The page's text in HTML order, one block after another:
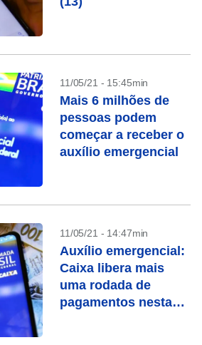
11/05/21 - 15:45min
Mais 6 milhões de
pessoas podem
começar a receber o
auxílio emergencial
11/05/21 - 14:47min
Auxílio emergencial:
Caixa libera mais
uma rodada de
pagamentos nesta